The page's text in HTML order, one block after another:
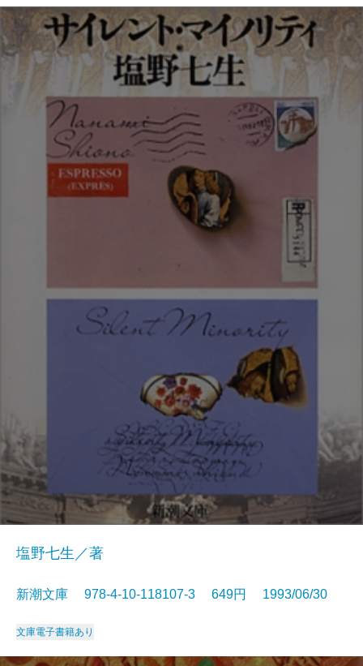
塩野七生／著
新潮文庫 978-4-10-118107-3 649円 1993/06/30
文庫電子書籍あり